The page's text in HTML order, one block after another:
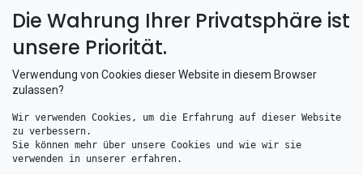
Die Wahrung Ihrer Privatsphäre ist
unsere Priorität.
Verwendung von Cookies dieser Website in diesem Browser
zulassen?
Wir verwenden Cookies, um die Erfahrung auf dieser Website
zu verbessern.
Sie können mehr über unsere Cookies und wie wir sie
verwenden in unserer erfahren.